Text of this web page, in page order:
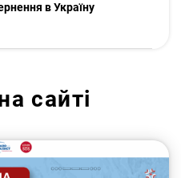
в Україну
сайті